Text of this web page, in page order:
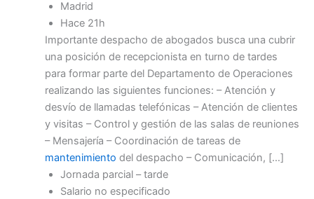
Madrid
Hace 21h
Importante despacho de abogados busca una cubrir
una posición de recepcionista en turno de tardes
para formar parte del Departamento de Operaciones
realizando las siguientes funciones: – Atención y
desvío de llamadas telefónicas – Atención de clientes
y visitas – Control y gestión de las salas de reuniones
– Mensajería – Coordinación de tareas de
mantenimiento del despacho – Comunicación, […]
Jornada parcial – tarde
Salario no especificado